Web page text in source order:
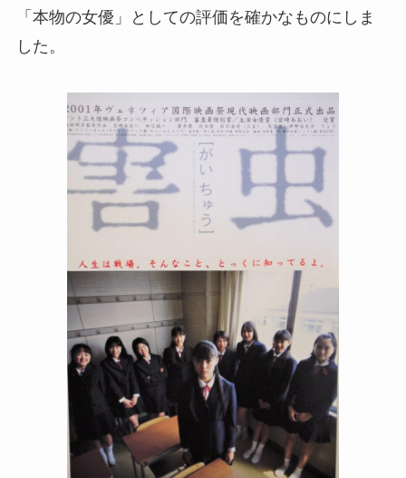
「本物の女優」としての評価を確かなものにしま
した。